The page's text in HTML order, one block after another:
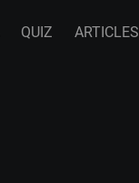
QUIZ ARTICLES